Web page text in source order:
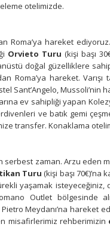
Size ve ilgi alanlarınıza
Kapatırsanız reklamları
alakalı olabilirler.
Tümünü Reddet
otelimizde.
Roma’ya hareket
Orvieto Turu (kişi başı
doğal güzelliklere
Roma’ya hareket. Varışı
Sant’Angelo, Mussoli’nin
ev sahipliği yapan
ve batık gemi
transfer. Konaklama
serbest zaman. Arzu eden
Turu(kişi başı
yaşamak
Outlet bölgesinde
Meydanı’na hareket
misafirlerimiz rehberimizin